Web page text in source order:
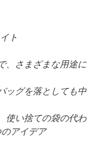
ト
、さまざまな用途に
ッグを落としても中
使い捨ての袋の代わ
アイデア